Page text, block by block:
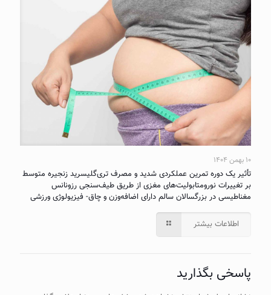
۱۰ بهمن ۱۴۰۴
تأثیر یک دوره تمرین عملکردی شدید و مصرف تری‌گلیسرید زنجیره متوسط
بر تغییرات نورومتابولیت‌های مغزی از طریق طیف‌سنجی رزونانس
مغناطیسی در بزرگسالان سالم دارای اضافه‌وزن و چاق- فیزیولوژی ورزشی
اطلاعات بیشتر
پاسخی بگذارید